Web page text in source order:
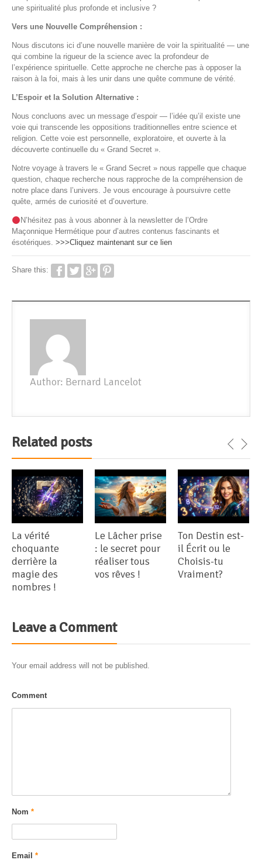
une spiritualité plus profonde et inclusive ?
Vers une Nouvelle Compréhension :
Nous discutons ici d’une nouvelle manière de voir la spiritualité — une
qui combine la rigueur de la science avec la profondeur de
l’expérience spirituelle. Cette approche ne cherche pas à opposer la
raison à la foi, mais à les unir dans une quête commune de vérité.
L’Espoir et la Solution Alternative :
Nous concluons avec un message d’espoir — l’idée qu’il existe une
voie qui transcende les oppositions traditionnelles entre science et
religion. Cette voie est personnelle, exploratoire, et ouverte à la
découverte continuelle du « Grand Secret ».
Notre voyage à travers le « Grand Secret » nous rappelle que chaque
question, chaque recherche nous rapproche de la compréhension de
notre place dans l’univers. Je vous encourage à poursuivre cette
quête, armés de curiosité et d’ouverture.
N’hésitez pas à vous abonner à la newsletter de l’Ordre
Maçonnique Hermétique pour d’autres contenus fascinants et
ésotériques. >>>Cliquez maintenant sur ce lien
Share this:
Author: Bernard Lancelot
Related posts
La vérité
choquante
derrière la
magie des
nombres !
Le Lâcher prise
: le secret pour
réaliser tous
vos rêves !
Ton Destin est-
il Écrit ou le
Choisis-tu
Vraiment?
Leave a Comment
Your email address will not be published.
Comment
Nom *
Email *